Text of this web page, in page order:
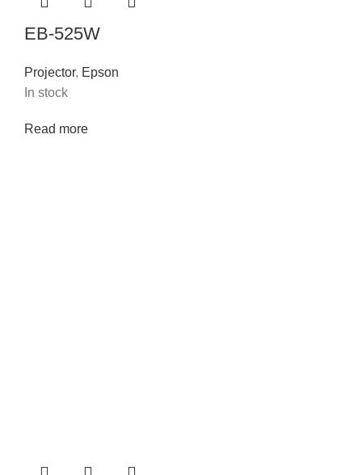
EB-525W
Projector, Epson
In stock
Read more